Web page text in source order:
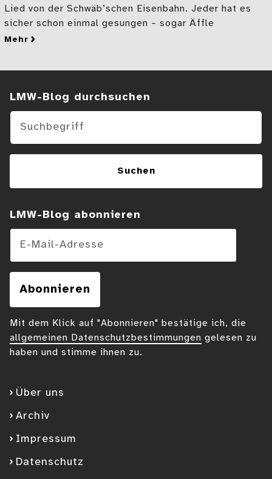
Lied von der Schwäb’schen Eisenbahn. Jeder hat es
sicher schon einmal gesungen – sogar Äffle
mehr
Über uns
Archiv
Impressum
Datenschutz
LMW-Blog abonnieren
Mit dem Klick auf "Abonnieren" bestätige ich, die
allgemeinen Datenschutzbestimmungen gelesen zu
haben und stimme ihnen zu.
E-Mail-Adresse
Abonnieren
Suchen im Blog
LMW-Blog durchsuchen
Suchen